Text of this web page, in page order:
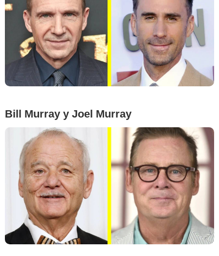
Bill Murray y Joel Murray
FRAZER HARRISON/Getty AFP/East News, Richard Shotwell/Invision/AP/East
ROBYN BECK/AFP/East News, © Image Press Agency/Alamy Stock Photo